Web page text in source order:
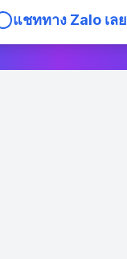
แชททาง Zalo เลย